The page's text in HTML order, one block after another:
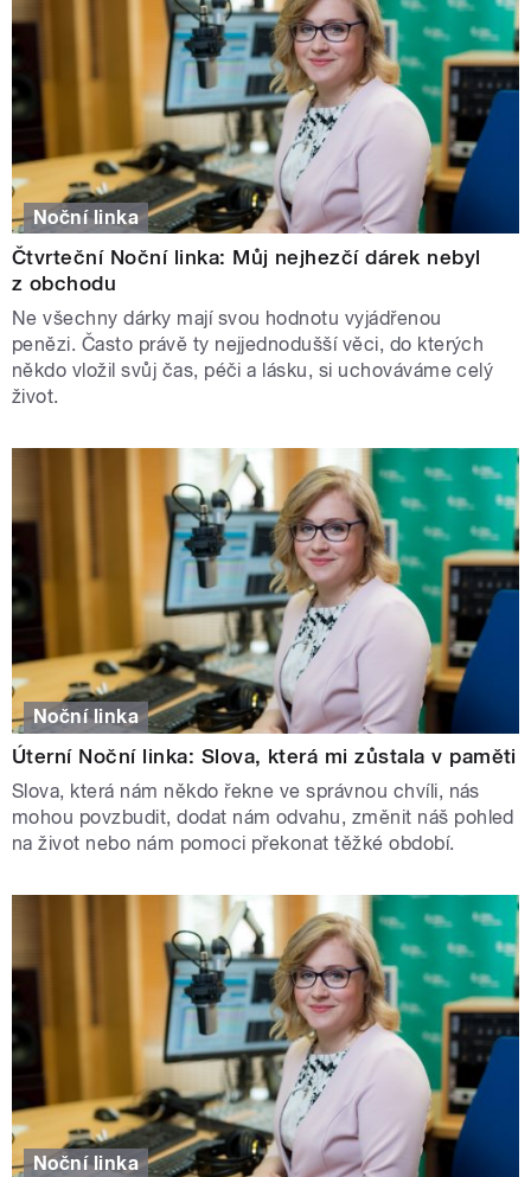
Noční linka
Čtvrteční Noční linka: Můj nejhezčí dárek nebyl
z obchodu
Ne všechny dárky mají svou hodnotu vyjádřenou
penězi. Často právě ty nejjednodušší věci, do kterých
někdo vložil svůj čas, péči a lásku, si uchováváme celý
život.
Noční linka
Úterní Noční linka: Slova, která mi zůstala v paměti
Slova, která nám někdo řekne ve správnou chvíli, nás
mohou povzbudit, dodat nám odvahu, změnit náš pohled
na život nebo nám pomoci překonat těžké období.
Noční linka